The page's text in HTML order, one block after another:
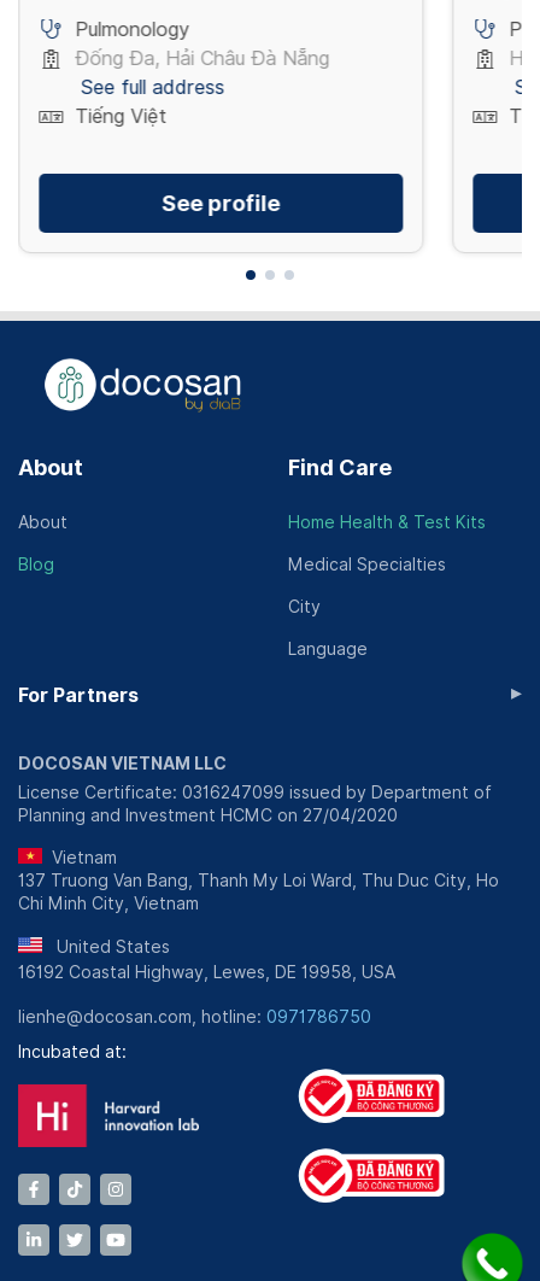
Pulmonology
Đống Đa, Hải Châu Đà Nẵng
See full address
Tiếng Việt
See profile
About
About
Blog
Find Care
Home Health & Test Kits
Medical Specialties
City
Language
For Partners ▸
DOCOSAN VIETNAM LLC
License Certificate: 0316247099 issued by Department of
Planning and Investment HCMC on 27/04/2020
Vietnam
137 Truong Van Bang, Thanh My Loi Ward, Thu Duc City, Ho
Chi Minh City, Vietnam
United States
16192 Coastal Highway, Lewes, DE 19958, USA
lienhe@docosan.com, hotline: 0971786750
Incubated at: